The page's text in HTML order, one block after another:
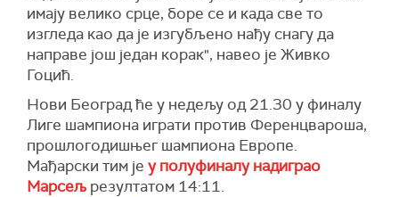
имају велико срце, боре се и када све то
изгледа као да је изгубљено нађу снагу да
направе још један корак", навео је Живко
Гоцић.
Нови Београд ће у недељу од 21.30 у финалу
Лиге шампиона играти против Ференцвароша,
прошлогодишњег шампиона Европе.
Мађарски тим је у полуфиналу надиграо
Марсељ резултатом 14:11.